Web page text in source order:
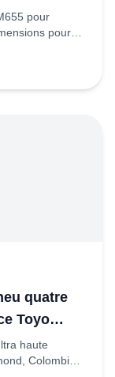
de
pour
pour
quatre
Toyo
haute
Colombie-